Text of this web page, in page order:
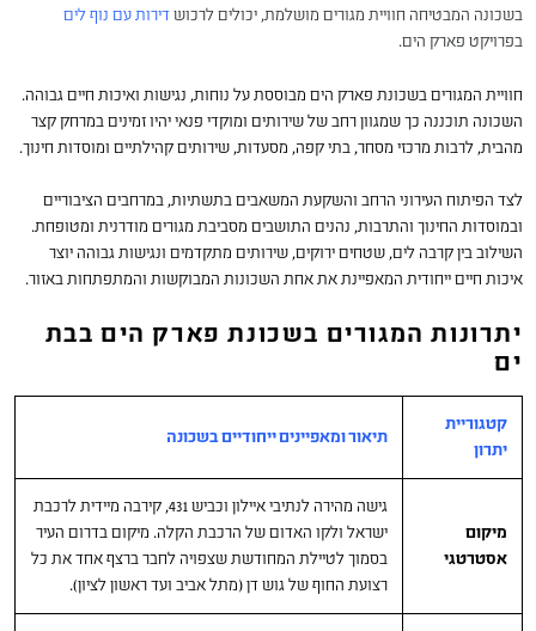
בשכונה המבטיחה חוויית מגורים מושלמת, יכולים לרכושדירות עם נוף לים
בפרויקט פארק הים.
חוויית המגורים בשכונת פארק הים מבוססת על נוחות, נגישות ואיכות חיים גבוהה.
השכונה תוכננה כך שמגוון רחב של שירותים ומוקדי פנאי יהיו זמינים במרחק קצר
מהבית, לרבות מרכזי מסחר, בתי קפה, מסעדות, שירותים קהילתיים ומוסדות חינוך.
לצד הפיתוח העירוני הרחב והשקעת המשאבים בתשתיות, במרחבים הציבוריים
ובמוסדות החינוך והתרבות, נהנים התושבים מסביבת מגורים מודרנית ומטופחת.
השילוב בין קרבה לים, שטחים ירוקים, שירותים מתקדמים ונגישות גבוהה יוצר
איכות חיים ייחודית המאפיינת את אחת השכונות המבוקשות והמתפתחות באזור.
יתרונות המגורים בשכונת פארק הים בבת
ים
קטגוריית
יתרון
תיאור ומאפיינים ייחודיים בשכונה
מיקום
אסטרטגי
גישה מהירה לנתיבי איילון וכביש 431, קירבה מיידית לרכבת
ישראל ולקו האדום של הרכבת הקלה. מיקום בדרום העיר
בסמוך לטיילת המחודשת שצפויה לחבר ברצף אחד את כל
רצועת החוף של גוש דן (מתל אביב ועד ראשון לציון).